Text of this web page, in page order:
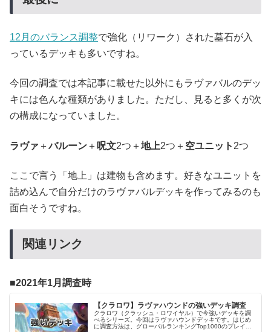
12月のバランス調整で強化（リワーク）された墓石が入
っているデッキも多いですね。
今回の調査では本記事に載せた以外にもラヴァバルのデッ
キには色んな種類がありました。ただし、見ると多くが次
の構成になっていました。
ラヴァ ＋バルーン ＋ 呪文2つ＋地上2つ＋ 空ユニット 2つ
ここで言う「地上」は建物も含めます。好きなユニットを
詰め込んで自分だけのラヴァバルデッキを作ってみるのも
面白そうですね。
関連リンク
2021年1月調査時
【クラロワ】ラヴァハウンドの強いデッキ調査
クラロワ（クラッシュ・ロワイヤル）で今強いデッキを調
べるシリーズ。今回はラヴァハウンドデッキです。はじめ
に調査方法は、グローバルランキングTop1000のプレイヤ